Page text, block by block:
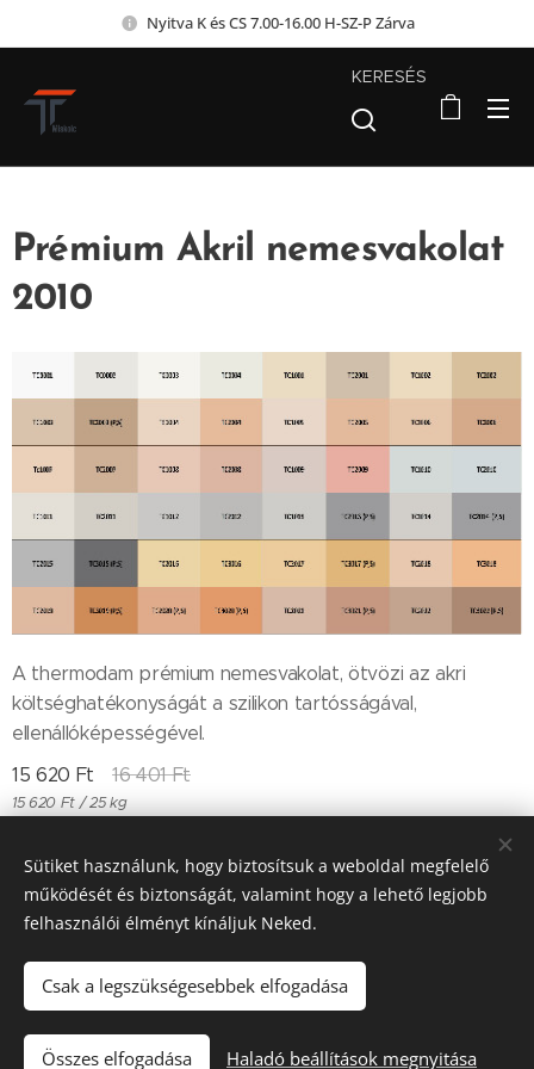
Nyitva K és CS 7.00-16.00 H-SZ-P Zárva
KERESÉS
Prémium Akril nemesvakolat
2010
A thermodam prémium nemesvakolat, ötvözi az akri
költséghatékonyságát a szilikon tartósságával,
ellenállóképességével.
15 620 Ft 16 401Ft
15 620 Ft / 25 kg
Kosárba
Till "96" Kft Adószán: 11385497-2-05
Sütiket használunk, hogy biztosítsuk a weboldal megfelelő
működését és biztonságát, valamint hogy a lehető legjobb
felhasználói élményt kínáljuk Neked.
Csak a legszükségesebbek elfogadása
Összes elfogadása Haladó beállítások megnyitása